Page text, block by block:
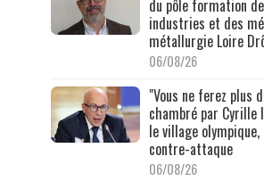
du pôle formation
industries et des
métallurgie Loire
06/08/26
"Vous ne ferez plus
chambré par Cyrille
le village
contre-attaque
06/08/26